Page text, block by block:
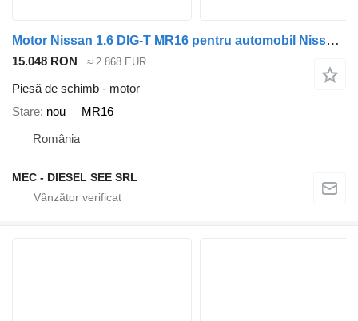
Motor Nissan 1.6 DIG-T MR16 pentru automobil Nissan X-Trail Nissan Qashqai Nissan Juke
15.048 RON ≈ 2.868 EUR
Piesă de schimb - motor
Stare nou
MR16
România
MEC - DIESEL SEE SRL